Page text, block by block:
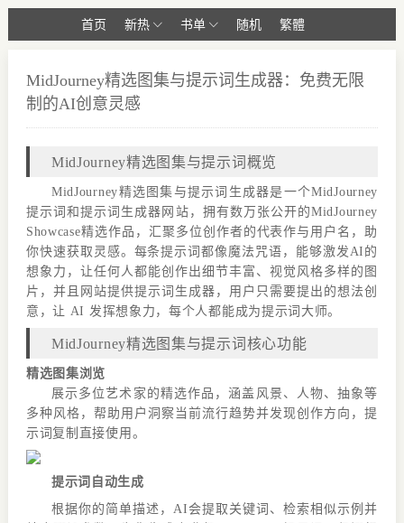
首页 新热 书单 随机 繁體
MidJourney精选图集与提示词生成器：免费无限
制的AI创意灵感
MidJourney精选图集与提示词概览
MidJourney精选图集与提示词生成器是一个MidJourney
提示词和提示词生成器网站，拥有数万张公开的MidJourney
Showcase精选作品，汇聚多位创作者的代表作与用户名，助
你快速获取灵感。每条提示词都像魔法咒语，能够激发AI的
想象力，让任何人都能创作出细节丰富、视觉风格多样的图
片，并且网站提供提示词生成器，用户只需要提出的想法创
意，让 AI 发挥想象力，每个人都能成为提示词大师。
MidJourney精选图集与提示词核心功能
精选图集浏览
展示多位艺术家的精选作品，涵盖风景、人物、抽象等
多种风格，帮助用户洞察当前流行趋势并发现创作方向，提
示词复制直接使用。
提示词自动生成
根据你的简单描述，AI会提取关键词、检索相似示例并